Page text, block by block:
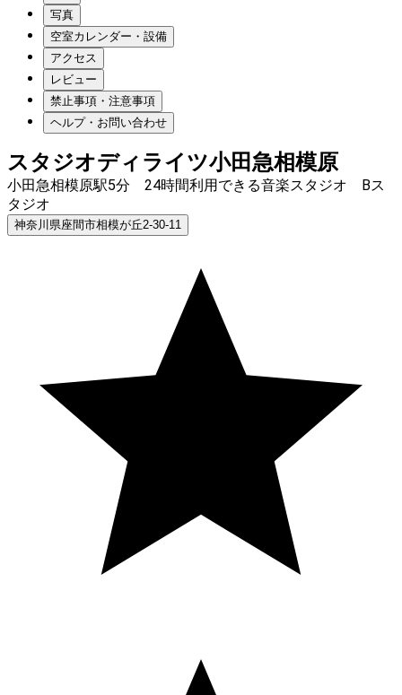
写真
空室カレンダー・設備
アクセス
レビュー
禁止事項・注意事項
ヘルプ・お問い合わせ
スタジオディライツ小田急相模原
小田急相模原駅5分 24時間利用できる音楽スタジオ Bス
タジオ
神奈川県座間市相模が丘2-30-11